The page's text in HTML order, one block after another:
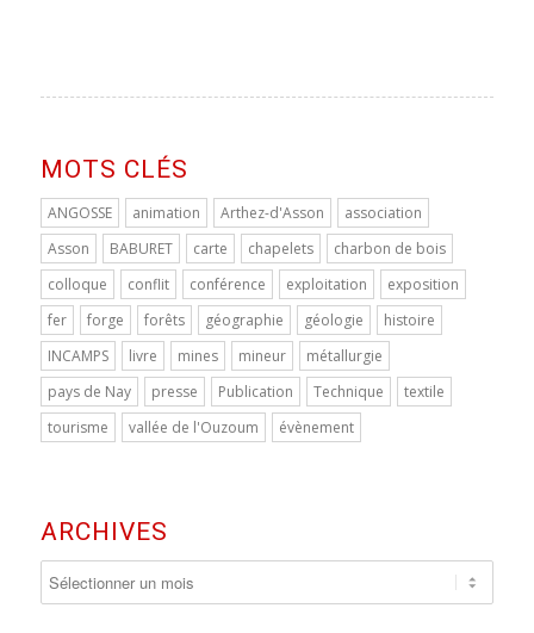
MOTS CLÉS
ANGOSSE animation Arthez-d'Asson
association
Asson
BABURET carte chapelets
charbon de bois
colloque
conflit conférence exploitation
exposition
fer
forge forêts géographie géologie
histoire
INCAMPS
livre mines mineur
métallurgie
pays de Nay
presse Publication Technique
textile
tourisme
vallée de l'Ouzoum évènement
ARCHIVES